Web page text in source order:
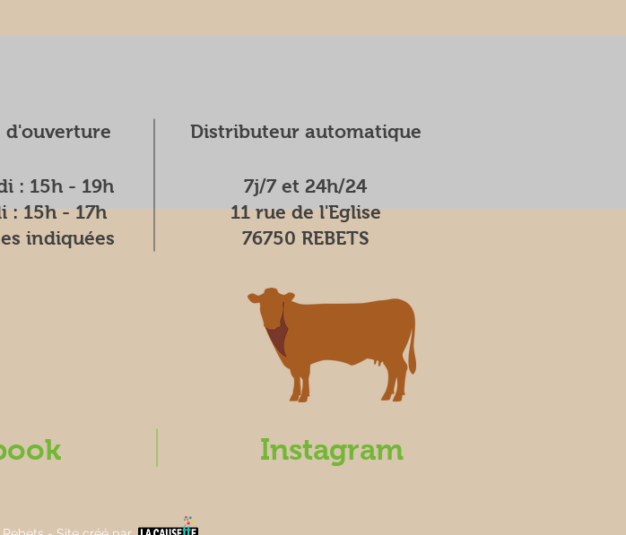
7j/7 et 24h/24
11 rue de l'Eglise
76750 REBETS
Distributeur automatique
d'ouverture
: 15h - 19h
: 15h - 17h
indiquées
Instagram